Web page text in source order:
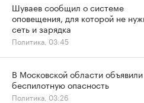
Шуваев сообщил о системе
оповещения, для которой не
сеть и зарядка
Политика, 03:45
В Московской области объявили
беспилотную опасность
Политика, 03:26